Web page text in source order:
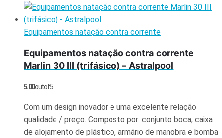
Equipamentos natação contra corrente
Equipamentos natação contra corrente
Marlin 30 III (trifásico) – Astralpool
5.00out of 5
Com um design inovador e uma excelente relação
qualidade / preço. Composto por: conjunto boca, caixa
de alojamento de plástico, armário de manobra e bomba